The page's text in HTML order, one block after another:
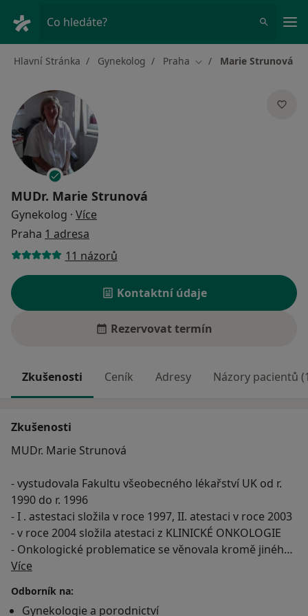
Co hledáte?
Hlavní Stránka Gynekolog Praha Změna města
Marie Strunová
MUDr. Marie Strunová
Gynekolog · Více
Praha 1 adresa
11 názorů
Kontaktní údaje
Rezervovat termín
Zkušenosti Ceník Adresy Názory pacientů
Zkušenosti
MUDr. Marie Strunová
- vystudovala Fakultu všeobecného lékařství UK od r.
1990 do r. 1996
- I . astestaci složila v roce 1997, II. atestaci v roce 2003
- v roce 2004 složila atestaci z KLINICKÉ ONKOLOGIE
- Onkologické problematice se věnovala kromě jiného
prakticky v době celého působení na Gynekologicko
porodnicé klinice VFN a l. lékařské fakulty UK v Praze 2
- zabývala se problematikou PATOLOGIÍ ČÍPKU a jiných
Více
Odborník na:
Gynekologie a porodnictví